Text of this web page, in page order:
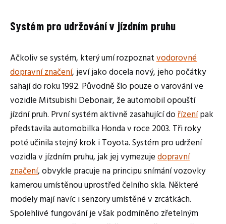
Systém pro udržování v jízdním pruhu
Ačkoliv se systém, který umí rozpoznatvodorovné
dopravní značení, jeví jako docela nový, jeho počátky
sahají do roku 1992. Původně šlo pouze o varování ve
vozidle Mitsubishi Debonair, že automobil opouští
jízdní pruh. První systém aktivně zasahující dořízenípak
představila automobilka Honda v roce 2003. Tři roky
poté učinila stejný krok i Toyota. Systém pro udržení
vozidla v jízdním pruhu, jak jej vymezujedopravní
značení, obvykle pracuje na principu snímání vozovky
kamerou umístěnou uprostřed čelního skla. Některé
modely mají navíc i senzory umístěné v zrcátkách.
Spolehlivé fungování je však podmíněno zřetelným